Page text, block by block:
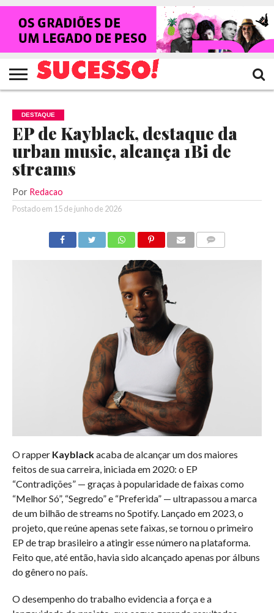
HOME
NOTÍCIAS
SHOWS
ENTREVISTAS
CLIQUES
RANKING
CROWLEY
TV
SUCESSO!
REVISTA
SUCESSO!
DESTAQUE
EP de Kayblack, destaque da
urban music, alcança 1Bi de
streams
Por Redacao
Postado em 15 de junho de 2026
O rapper Kayblackacaba de alcançar um dos maiores
feitos de sua carreira, iniciada em 2020: o EP
“Contradições” — graças à popularidade de faixas como
“Melhor Só”, “Segredo” e “Preferida” — ultrapassou a marca
de um bilhão de streams no Spotify. Lançado em 2023, o
projeto, que reúne apenas sete faixas, se tornou o primeiro
EP de trap brasileiro a atingir esse número na plataforma.
Feito que, até então, havia sido alcançado apenas por álbuns
do gênero no país.
O desempenho do trabalho evidencia a força e a